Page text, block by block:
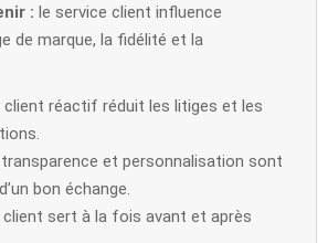
: le service client influence
de marque, la fidélité et la
client réactif réduit les litiges et les
et personnalisation sont
bon échange.
client sert à la fois avant et après